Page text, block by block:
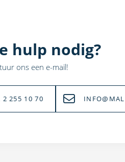
hulp nodig?
ons een e-mail!
2 255 10 70